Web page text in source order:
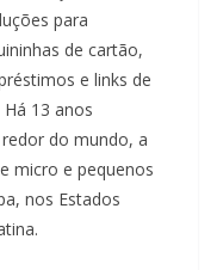
para
de cartão,
e links de
13 anos
do mundo, a
micro e pequenos
nos Estados